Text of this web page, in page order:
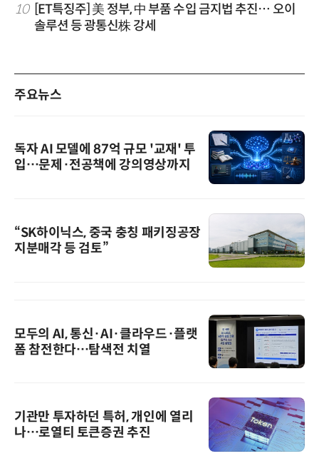
10 [ET특징주] 美 정부, 中 부품 수입 금지법 추진… 오이
솔루션 등 광통신株 강세
주요뉴스
독자 AI 모델에 87억 규모 '교재' 투
입…문제·전공책에 강의영상까지
“SK하이닉스, 중국 충칭 패키징공장
지분매각 등 검토”
모두의 AI, 통신·AI·클라우드·플랫
폼 참전한다…탐색전 치열
기관만 투자하던 특허, 개인에 열리
나…로열티 토큰증권 추진